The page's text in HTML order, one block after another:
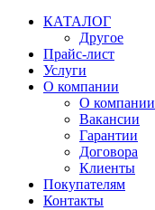
КАТАЛОГ
Другое
Прайс-лист
Услуги
О компании
О компании
Вакансии
Гарантии
Договора
Клиенты
Покупателям
Контакты